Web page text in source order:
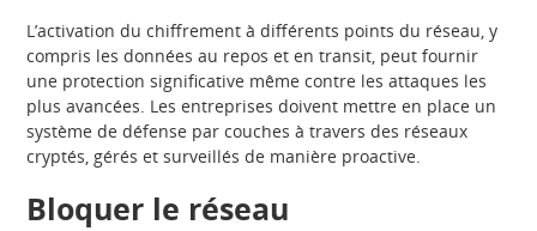
L’activation du chiffrement à différents points du réseau, y
compris les données au repos et en transit, peut fournir
une protection significative même contre les attaques les
plus avancées. Les entreprises doivent mettre en place un
système de défense par couches à travers des réseaux
cryptés, gérés et surveillés de manière proactive.
Bloquer le réseau